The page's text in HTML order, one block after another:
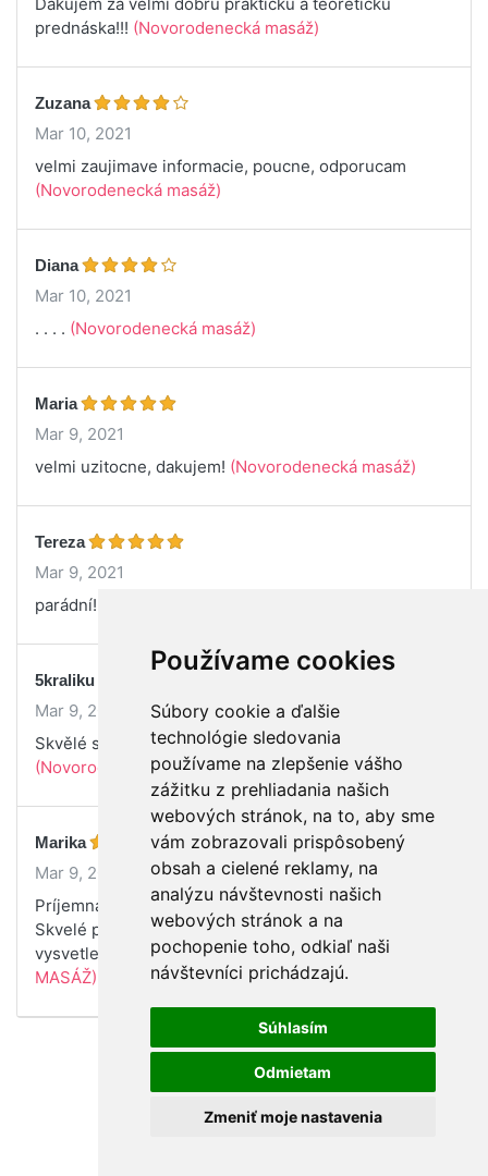
Používame cookies
Súbory cookie a ďalšie
technológie sledovania
používame na zlepšenie vášho
zážitku z prehliadania našich
webových stránok, na to, aby sme
vám zobrazovali prispôsobený
obsah a cielené reklamy, na
analýzu návštevnosti našich
webových stránok a na
pochopenie toho, odkiaľ naši
návštevníci prichádzajú.
Súhlasím
Odmietam
Zmeniť moje nastavenia
prednáska!!! (Novorodenecká masáž)
Zuzana
Mar 10, 2021
velmi zaujimave informacie, poucne, odporucam
(Novorodenecká masáž)
Diana
Mar 10, 2021
. . . . (Novorodenecká masáž)
Maria
Mar 9, 2021
velmi uzitocne, dakujem! (Novorodenecká masáž)
Tereza
Mar 9, 2021
parádní!
5kraliku
Mar 9, 2021
Skvělé srozumitelné těšíme se na pokračování
(Novorodenecká masáž)
Marika
Mar 9, 2021
Príjemná lektorka, zaujímavé a prínosné informácie.
Skvelé praktické ukážky. Všetko prehľadne
vysvetlené a odôvodné :)(Uvoľňujúca BABY
MASÁŽ)